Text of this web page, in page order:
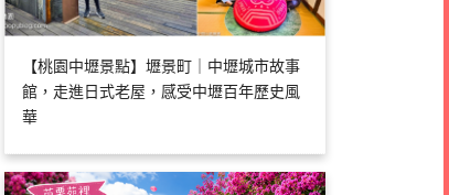
【桃園中壢景點】壢景町｜中壢城市故事
館，走進日式老屋，感受中壢百年歷史風
華